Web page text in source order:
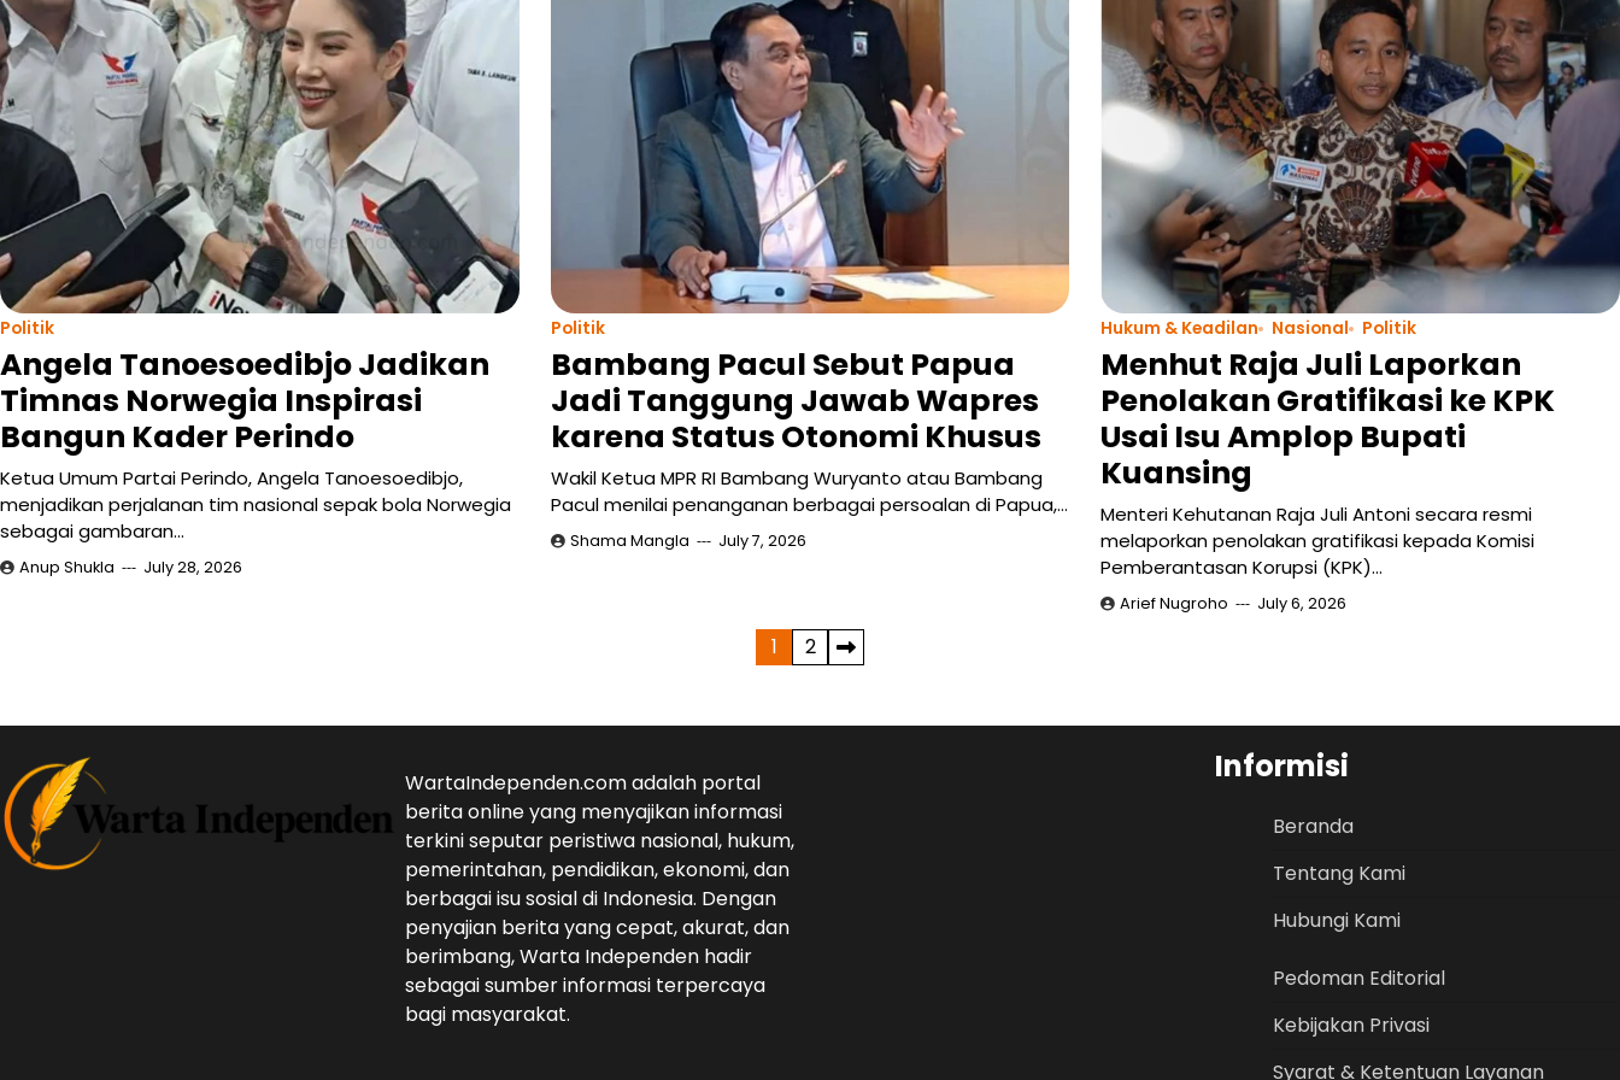
Politik
Angela Tanoesoedibjo Jadikan
Timnas Norwegia Inspirasi
Bangun Kader Perindo
Ketua Umum Partai Perindo, Angela Tanoesoedibjo,
menjadikan perjalanan tim nasional sepak bola Norwegia
sebagai gambaran…
Anup Shukla July 28, 2026
Politik
Bambang Pacul Sebut Papua
Jadi Tanggung Jawab Wapres
karena Status Otonomi Khusus
Wakil Ketua MPR RI Bambang Wuryanto atau Bambang
Pacul menilai penanganan berbagai persoalan di Papua,…
Shama Mangla July 7, 2026
Hukum & Keadilan Nasional Politik
Menhut Raja Juli Laporkan
Penolakan Gratifikasi ke KPK
Usai Isu Amplop Bupati
Kuansing
Menteri Kehutanan Raja Juli Antoni secara resmi
melaporkan penolakan gratifikasi kepada Komisi
Pemberantasan Korupsi (KPK)…
Arief Nugroho July 6, 2026
1 2
WartaIndependen.com adalah portal
berita online yang menyajikan informasi
terkini seputar peristiwa nasional, hukum,
pemerintahan, pendidikan, ekonomi, dan
berbagai isu sosial di Indonesia. Dengan
penyajian berita yang cepat, akurat, dan
berimbang, Warta Independen hadir
sebagai sumber informasi terpercaya
bagi masyarakat.
Informisi
Beranda
Tentang Kami
Hubungi Kami
Pedoman Editorial
Kebijakan Privasi
Syarat & Ketentuan Layanan